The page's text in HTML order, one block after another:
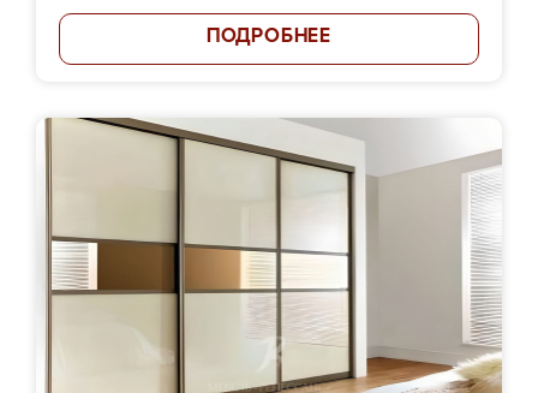
ПОДРОБНЕЕ